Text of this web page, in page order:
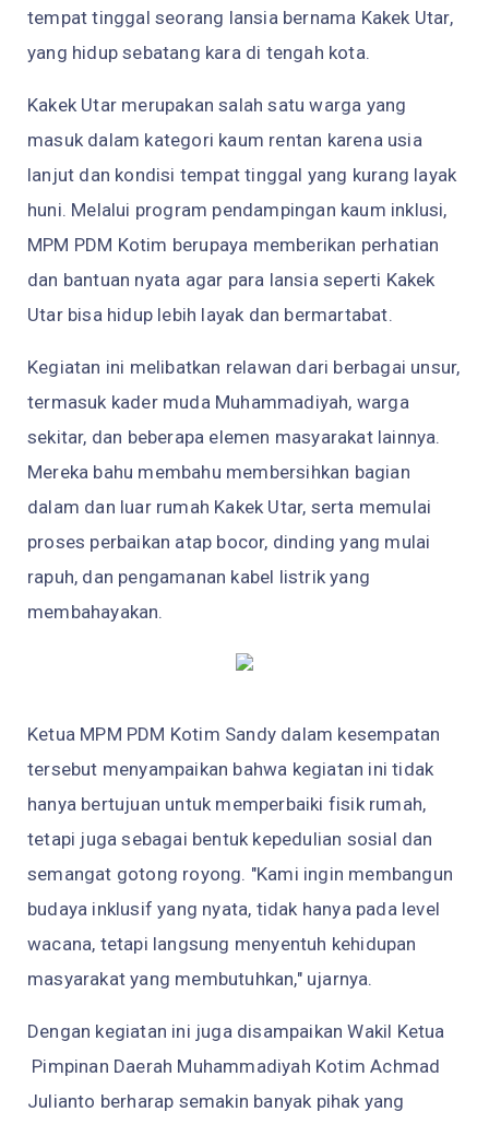
tempat tinggal seorang lansia bernama Kakek Utar,
yang hidup sebatang kara di tengah kota.
Kakek Utar merupakan salah satu warga yang
masuk dalam kategori kaum rentan karena usia
lanjut dan kondisi tempat tinggal yang kurang layak
huni. Melalui program pendampingan kaum inklusi,
MPM PDM Kotim berupaya memberikan perhatian
dan bantuan nyata agar para lansia seperti Kakek
Utar bisa hidup lebih layak dan bermartabat.
Kegiatan ini melibatkan relawan dari berbagai unsur,
termasuk kader muda Muhammadiyah, warga
sekitar, dan beberapa elemen masyarakat lainnya.
Mereka bahu membahu membersihkan bagian
dalam dan luar rumah Kakek Utar, serta memulai
proses perbaikan atap bocor, dinding yang mulai
rapuh, dan pengamanan kabel listrik yang
membahayakan.
Ketua MPM PDM Kotim Sandy dalam kesempatan
tersebut menyampaikan bahwa kegiatan ini tidak
hanya bertujuan untuk memperbaiki fisik rumah,
tetapi juga sebagai bentuk kepedulian sosial dan
semangat gotong royong. "Kami ingin membangun
budaya inklusif yang nyata, tidak hanya pada level
wacana, tetapi langsung menyentuh kehidupan
masyarakat yang membutuhkan," ujarnya.
Dengan kegiatan ini juga disampaikan Wakil Ketua
Pimpinan Daerah Muhammadiyah Kotim Achmad
Julianto berharap semakin banyak pihak yang